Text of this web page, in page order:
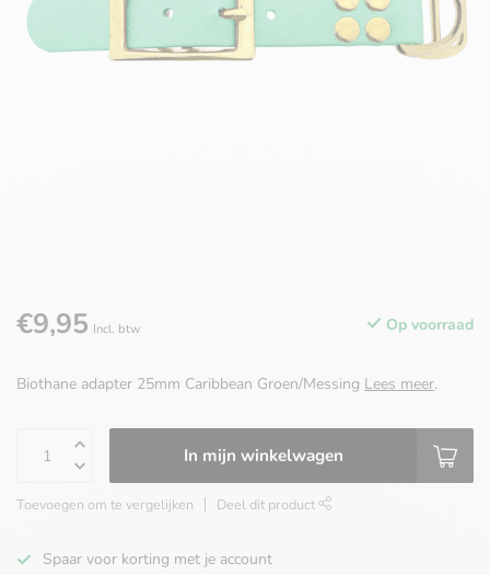
€9,95 Incl. btw Op voorraad
Biothane adapter 25mm Caribbean Groen/Messing Lees meer.
In mijn winkelwagen
Toevoegen om te vergelijken Deel dit product
Spaar voor korting met je account